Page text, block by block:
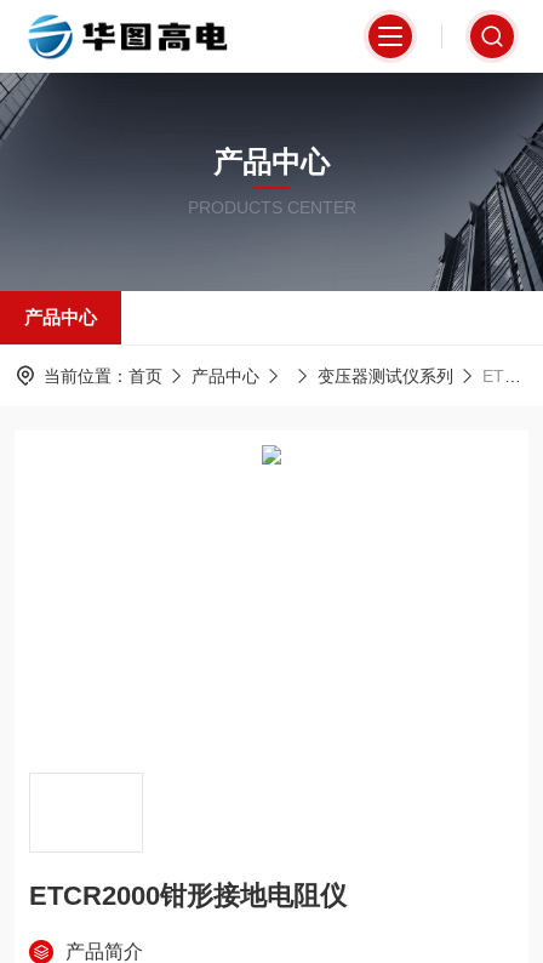
产品中心
PRODUCTS CENTER
产品中心
当前位置： 首页 产品中心 变压器测试仪系列 ETCR2000钳形接地电阻仪
ETCR2000钳形接地电阻仪
产品简介